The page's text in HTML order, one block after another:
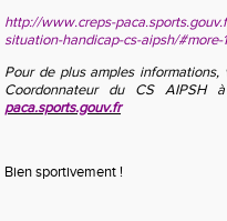
http://www.creps-
situation-handicap-cs-aipsh/#more-
Pour de plus amples
Coordonnateur du CS AIPSH
paca.sports.gouv.fr
Bien sportivement !